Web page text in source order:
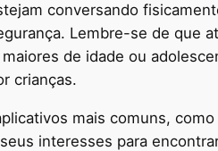
conversando
Lembre-se de que
de idade ou
crianças.
mais comuns,
interesses para